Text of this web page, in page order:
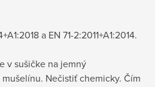
a EN 71-2:2011+A1:2014.
v sušičke na jemný
Nečistiť chemicky. Čím